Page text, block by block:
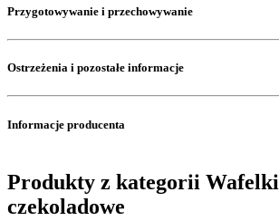
Przygotowywanie i przechowywanie
Ostrzeżenia i pozostałe informacje
Informacje producenta
Produkty z kategorii Wafelki
czekoladowe